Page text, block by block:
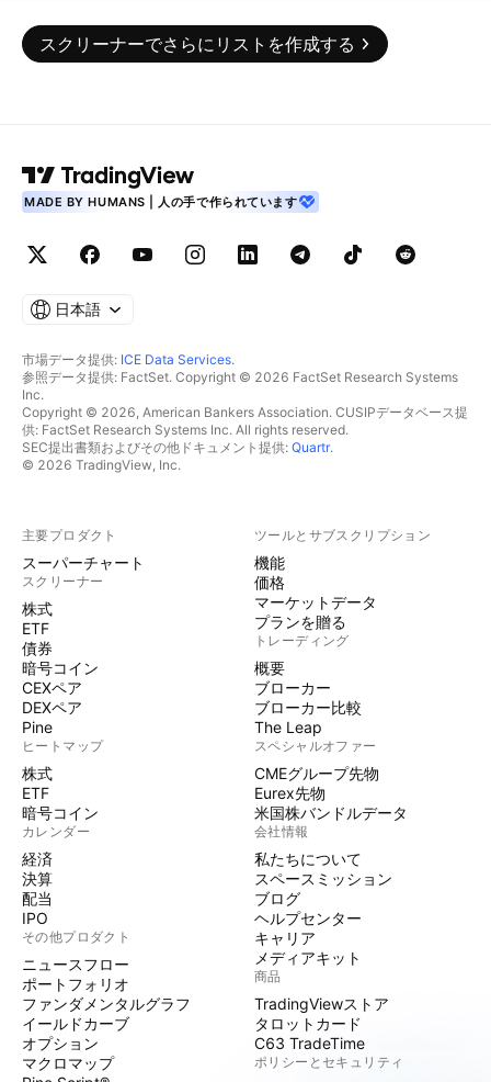
スクリーナーでさらにリストを作成する
MADE BY HUMANS | 人の手で作られています
日本語
市場データ提供: ICE Data Services.
参照データ提供: FactSet. Copyright © 2026 FactSet Research Systems
Inc.
Copyright © 2026, American Bankers Association. CUSIPデータベース提
供: FactSet Research Systems Inc. All rights reserved.
SEC提出書類およびその他ドキュメント提供: Quartr.
© 2026 TradingView, Inc.
主要プロダクト
スーパーチャート
スクリーナー
株式
ETF
債券
暗号コイン
CEXペア
DEXペア
Pine
ヒートマップ
株式
ETF
暗号コイン
カレンダー
経済
決算
配当
IPO
その他プロダクト
ニュースフロー
ポートフォリオ
ファンダメンタルグラフ
イールドカーブ
オプション
マクロマップ
ツールとサブスクリプション
機能
価格
マーケットデータ
プランを贈る
トレーディング
概要
ブローカー
ブローカー比較
The Leap
スペシャルオファー
CMEグループ先物
Eurex先物
米国株バンドルデータ
会社情報
私たちについて
スペースミッション
ブログ
ヘルプセンター
キャリア
メディアキット
商品
TradingViewストア
タロットカード
C63 TradeTime
ポリシーとセキュリティ